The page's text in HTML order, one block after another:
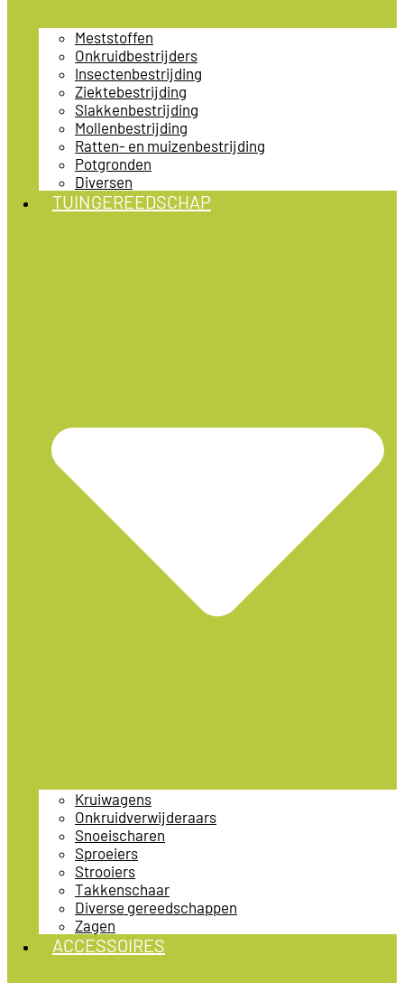
Meststoffen
Onkruidbestrijders
Insectenbestrijding
Ziektebestrijding
Slakkenbestrijding
Mollenbestrijding
Ratten- en muizenbestrijding
Potgronden
Diversen
TUINGEREEDSCHAP
Kruiwagens
Onkruidverwijderaars
Snoeischaren
Sproeiers
Strooiers
Takkenschaar
Diverse gereedschappen
Zagen
ACCESSOIRES